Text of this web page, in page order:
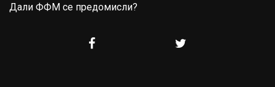
Дали ФФМ се предомисли?